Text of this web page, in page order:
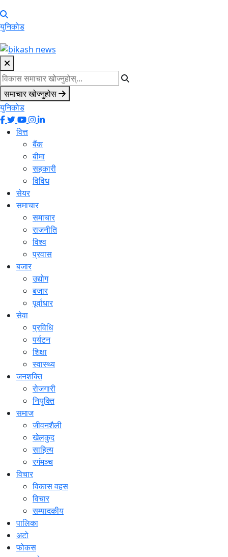
युनिकोड
समाचार खोज्नुहोस
युनिकोड
वित्त
बैंक
बीमा
सहकारी
विविध
सेयर
समाचार
समाचार
राजनीति
विश्व
प्रवास
बजार
उद्योग
बजार
पूर्वाधार
सेवा
प्रविधि
पर्यटन
शिक्षा
स्वास्थ्य
जनशक्ति
रोजगारी
नियुक्ति
समाज
जीवनशैली
खेलकुद
साहित्य
रगंमञ्च
विचार
विकास वहस
विचार
सम्पादकीय
पालिका
अटो
फोकस